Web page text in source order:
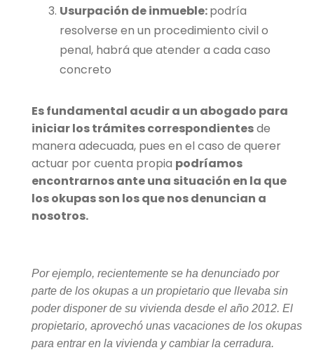
Usurpación de inmueble:podría
resolverse en un procedimiento civil o
penal, habrá que atender a cada caso
concreto
Es fundamental acudir a un abogado para
iniciar los trámites correspondientesde
manera adecuada, pues en el caso de querer
actuar por cuenta propia podríamos
encontrarnos ante una situación en la que
los okupas son los que nos denuncian a
nosotros.
Por ejemplo, recientemente se ha denunciado por
parte de los okupas a un propietario que llevaba sin
poder disponer de su vivienda desde el año 2012. El
propietario, aprovechó unas vacaciones de los okupas
para entrar en la vivienda y cambiar la cerradura.